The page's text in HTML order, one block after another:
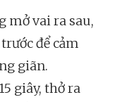
mở vai ra sau,
để cảm
giãn.
giây, thở ra